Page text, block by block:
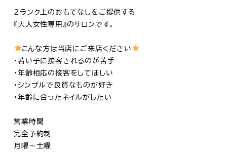
2ランク上のおもてなしをご提供する
『大人女性専用』のサロンです。
こんな方は当店にご来店ください
・若い子に接客されるのが苦手
・年齢相応の接客をしてほしい
・シンプルで良質なものが好き
・年齢に合ったネイルがしたい
営業時間
完全予約制
月曜～土曜